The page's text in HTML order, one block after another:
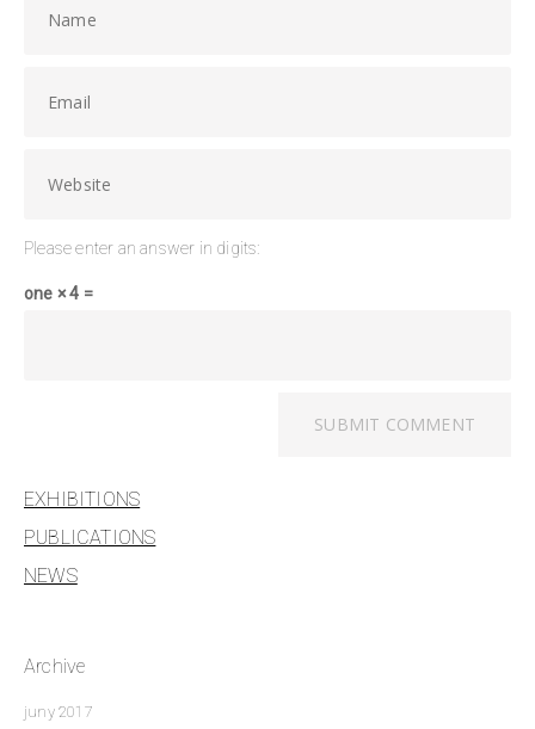
Please enter an answer in digits:
one × 4 =
EXHIBITIONS
PUBLICATIONS
NEWS
Archive
juny 2017